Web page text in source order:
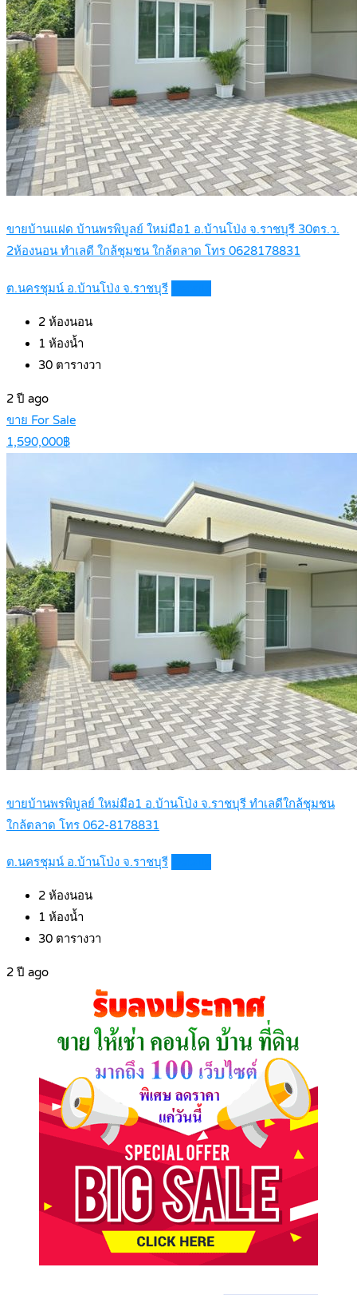
ขายบ้านแฝด บ้านพรพิบูลย์ ใหม่มือ1 อ.บ้านโป่ง จ.ราชบุรี 30ตร.ว.
2ห้องนอน ทำเลดี ใกล้ชุมชน ใกล้ตลาด โทร 0628178831
ต.นครชุมน์ อ.บ้านโป่ง จ.ราชบุรี
2 ห้องนอน
1 ห้องน้ำ
30 ตารางวา
2 ปี ago
ขาย For Sale
1,590,000฿
ขายบ้านพรพิบูลย์ ใหม่มือ1 อ.บ้านโป่ง จ.ราชบุรี ทำเลดีใกล้ชุมชน
ใกล้ตลาด โทร 062-8178831
ต.นครชุมน์ อ.บ้านโป่ง จ.ราชบุรี
2 ห้องนอน
1 ห้องน้ำ
30 ตารางวา
2 ปี ago